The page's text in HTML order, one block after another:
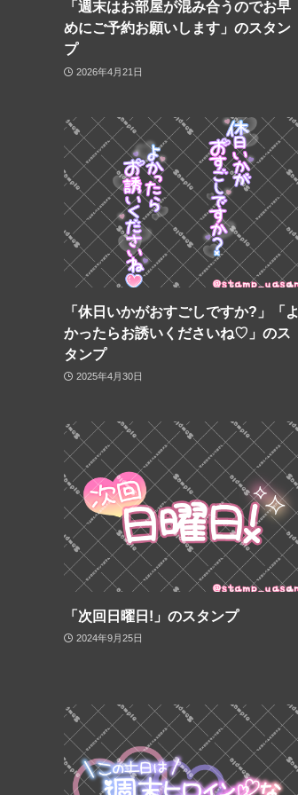
「週末はお部屋が混み合うのでお早
めにご予約お願いします」のスタン
プ
2026年4月21日
「休日いかがおすごしですか?」「よ
かったらお誘いくださいね♡」のス
タンプ
2025年4月30日
「次回日曜日!」のスタンプ
2024年9月25日